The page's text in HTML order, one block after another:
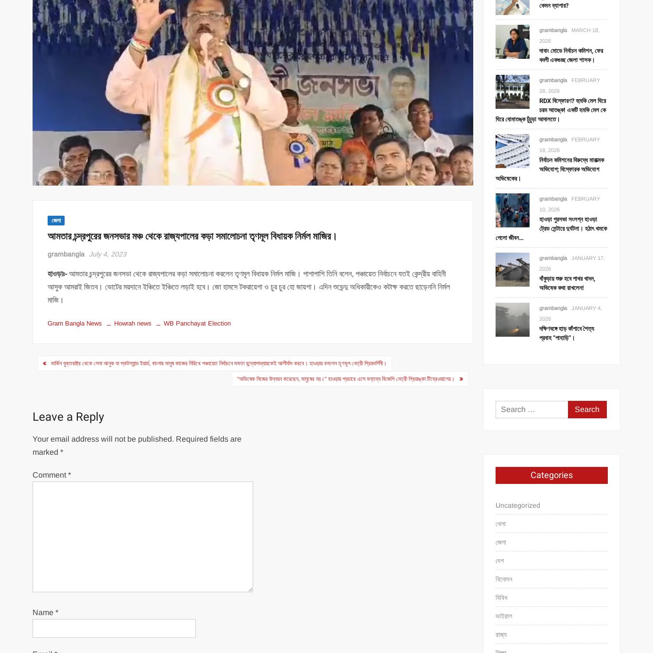
জেলা
আমতার চন্দ্রপুরের জনসভার মঞ্চ থেকে রাজ্যপালের কড়া সমালোচনা তৃণমূল বিধায়ক নির্মল মাজির।
grambangla July 4, 2023
হাওড়াঃ-আমতার চন্দ্রপুরের জনসভা থেকে রাজ্যপালের কড়া সমালোচনা করলেন তৃণমূল বিধায়ক নির্মল মাজি। পাশাপাশি তিনি বলেন, পঞ্চায়েত নির্বাচনে যতই কেন্দ্রীয় বাহিনী
আসুক আমরাই জিতব। ভোটের ময়দানে ইঞ্চিতে ইঞ্চিতে লড়াই হবে। জো হামসে টকরায়েগা ও চুর চুর হো জায়গা। এদিন শুভেন্দু অধিকারীকেও কটাক্ষ করতে ছাড়েননি নির্মল
মাজি।
Gram Bangla News Howrah news WB Panchayat Election
Post
মার্কিন যুক্তরাষ্ট্র থেকে সেনা আনুক বা স্কটল্যান্ড ইয়ার্ড, বাংলার মানুষ কাজের নিরিখে পঞ্চায়েত নির্বাচনে মমতা বন্দ্যোপাধ্যায়কেই আশীর্বাদ করবে। হাওড়ায় বললেন তৃণমূল নেত্রী প্রিয়দর্শিনী।
“অভিষেক নিজের উন্নয়ন করেছেন, মানুষের নয়।” হাওড়ায় প্রচারে এসে মন্তব্য বিজেপি নেত্রী প্রিয়াঙ্কা টিব্রেওয়ালের।
Leave a Reply
Your email address will not be published. Required fields are
marked*
Comment*
Name*
কেমন ব্যাপার?
grambangla
MARCH 18,
2026
দাবাং মোডে নির্বাচন কমিশন, ফের
বদলী একগুচ্ছ জেলা শাসক।
grambangla
FEBRUARY
28, 2026
RDX বিস্ফোরণ? হুমকি মেল ঘিরে
চরম আতঙ্ক! একটি হমকি মেল কে
ঘিরে বোমাতঙ্ক চুঁচুড়া আদালতে।
grambangla
FEBRUARY
18, 2026
নির্বাচন কমিশনের বিরুদ্ধে মারাত্মক
অভিযোগ; বিস্ফোরক অভিযোগ
অভিষেকের।
grambangla
FEBRUARY
10, 2026
হাওড়া পুরসভা সংলগ্ন হাওড়া
ট্রেড সেন্টারে দুর্ঘটনা। হঠাৎ থমকে
গেলো জীবন…
grambangla
JANUARY 17,
2026
বাঁকুড়ায় শুরু হবে পাথর খাদন,
অভিষেক কথা রাখলেন!
grambangla
JANUARY 4,
2026
দক্ষিণবঙ্গে হাড় কাঁপাবে শৈত্য
প্রবাহ “পাহাড়ি”।
Search
for:
Categories
Uncategorized
খেলা
জেলা
দেশ
বিনোদন
বিবিধ
ভাইরাল
রাজ্য